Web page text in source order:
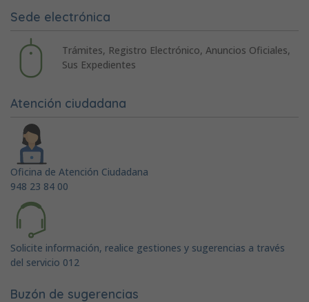
Sede electrónica
Trámites, Registro Electrónico, Anuncios Oficiales,
Sus Expedientes
Atención ciudadana
Oficina de Atención Ciudadana
948 23 84 00
Solicite información, realice gestiones y sugerencias a través
del servicio 012
Buzón de sugerencias